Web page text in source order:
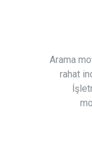
Arama
rahat